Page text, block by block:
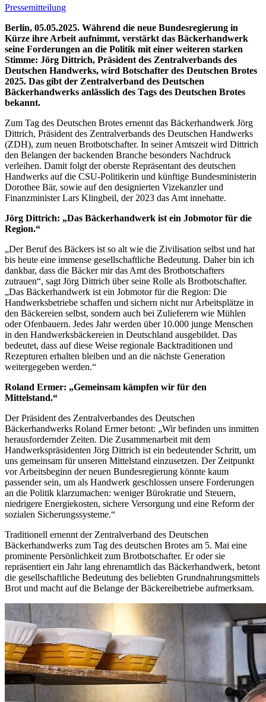
Pressemitteilung
Berlin, 05.05.2025. Während die neue Bundesregierung in
Kürze ihre Arbeit aufnimmt, verstärkt das Bäckerhandwerk
seine Forderungen an die Politik mit einer weiteren starken
Stimme: Jörg Dittrich, Präsident des Zentralverbands des
Deutschen Handwerks, wird Botschafter des Deutschen Brotes
2025. Das gibt der Zentralverband des Deutschen
Bäckerhandwerks anlässlich des Tags des Deutschen Brotes
bekannt.
Zum Tag des Deutschen Brotes ernennt das Bäckerhandwerk Jörg
Dittrich, Präsident des Zentralverbands des Deutschen Handwerks
(ZDH), zum neuen Brotbotschafter. In seiner Amtszeit wird Dittrich
den Belangen der backenden Branche besonders Nachdruck
verleihen. Damit folgt der oberste Repräsentant des deutschen
Handwerks auf die CSU-Politikerin und künftige Bundesministerin
Dorothee Bär, sowie auf den designierten Vizekanzler und
Finanzminister Lars Klingbeil, der 2023 das Amt innehatte.
Jörg Dittrich: „Das Bäckerhandwerk ist ein Jobmotor für die
Region.“
„Der Beruf des Bäckers ist so alt wie die Zivilisation selbst und hat
bis heute eine immense gesellschaftliche Bedeutung. Daher bin ich
dankbar, dass die Bäcker mir das Amt des Brotbotschafters
zutrauen“, sagt Jörg Dittrich über seine Rolle als Brotbotschafter.
„Das Bäckerhandwerk ist ein Jobmotor für die Region: Die
Handwerksbetriebe schaffen und sichern nicht nur Arbeitsplätze in
den Bäckereien selbst, sondern auch bei Zulieferern wie Mühlen
oder Ofenbauern. Jedes Jahr werden über 10.000 junge Menschen
in den Handwerksbäckereien in Deutschland ausgebildet. Das
bedeutet, dass auf diese Weise regionale Backtraditionen und
Rezepturen erhalten bleiben und an die nächste Generation
weitergegeben werden.“
Roland Ermer: „Gemeinsam kämpfen wir für den
Mittelstand.“
Der Präsident des Zentralverbandes des Deutschen
Bäckerhandwerks Roland Ermer betont: „Wir befinden uns inmitten
herausfordernder Zeiten. Die Zusammenarbeit mit dem
Handwerkspräsidenten Jörg Dittrich ist ein bedeutender Schritt, um
uns gemeinsam für unseren Mittelstand einzusetzen. Der Zeitpunkt
vor Arbeitsbeginn der neuen Bundesregierung könnte kaum
passender sein, um als Handwerk geschlossen unsere Forderungen
an die Politik klarzumachen: weniger Bürokratie und Steuern,
niedrigere Energiekosten, sichere Versorgung und eine Reform der
sozialen Sicherungssysteme.“
Traditionell ernennt der Zentralverband des Deutschen
Bäckerhandwerks zum Tag des deutschen Brotes am 5. Mai eine
prominente Persönlichkeit zum Brotbotschafter. Er oder sie
repräsentiert ein Jahr lang ehrenamtlich das Bäckerhandwerk, betont
die gesellschaftliche Bedeutung des beliebten Grundnahrungsmittels
Brot und macht auf die Belange der Bäckereibetriebe aufmerksam.